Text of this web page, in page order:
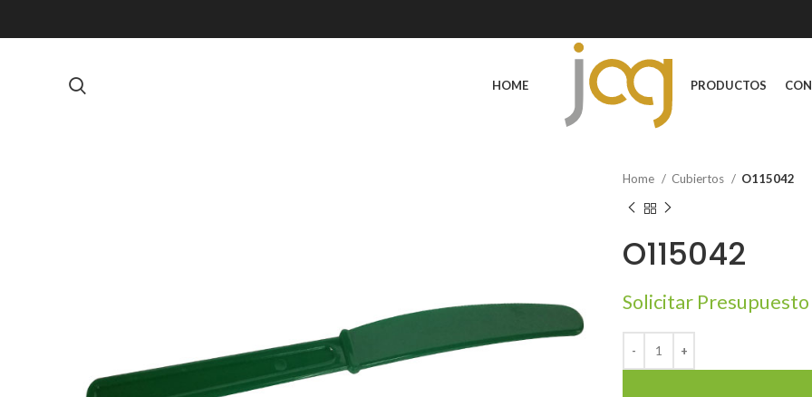
HOME PRODUCTOS
Home Cubiertos O115042
O115042
Solicitar Presupuesto